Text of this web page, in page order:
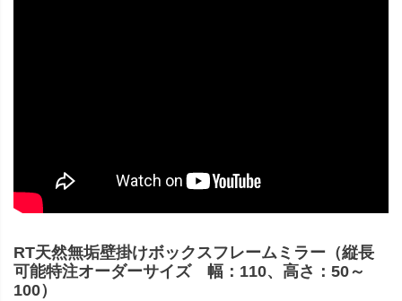
RT天然無垢壁掛けボックスフレームミラー（縦長
可能特注オーダーサイズ 幅：110、高さ：50～
100）